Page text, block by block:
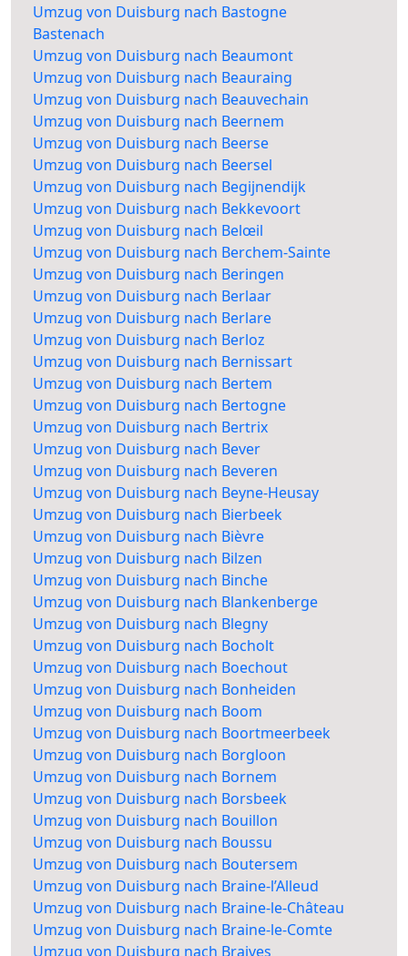
Umzug von Duisburg nach Bastogne
Bastenach
Umzug von Duisburg nach Beaumont
Umzug von Duisburg nach Beauraing
Umzug von Duisburg nach Beauvechain
Umzug von Duisburg nach Beernem
Umzug von Duisburg nach Beerse
Umzug von Duisburg nach Beersel
Umzug von Duisburg nach Begijnendijk
Umzug von Duisburg nach Bekkevoort
Umzug von Duisburg nach Belœil
Umzug von Duisburg nach Berchem-Sainte
Umzug von Duisburg nach Beringen
Umzug von Duisburg nach Berlaar
Umzug von Duisburg nach Berlare
Umzug von Duisburg nach Berloz
Umzug von Duisburg nach Bernissart
Umzug von Duisburg nach Bertem
Umzug von Duisburg nach Bertogne
Umzug von Duisburg nach Bertrix
Umzug von Duisburg nach Bever
Umzug von Duisburg nach Beveren
Umzug von Duisburg nach Beyne-Heusay
Umzug von Duisburg nach Bierbeek
Umzug von Duisburg nach Bièvre
Umzug von Duisburg nach Bilzen
Umzug von Duisburg nach Binche
Umzug von Duisburg nach Blankenberge
Umzug von Duisburg nach Blegny
Umzug von Duisburg nach Bocholt
Umzug von Duisburg nach Boechout
Umzug von Duisburg nach Bonheiden
Umzug von Duisburg nach Boom
Umzug von Duisburg nach Boortmeerbeek
Umzug von Duisburg nach Borgloon
Umzug von Duisburg nach Bornem
Umzug von Duisburg nach Borsbeek
Umzug von Duisburg nach Bouillon
Umzug von Duisburg nach Boussu
Umzug von Duisburg nach Boutersem
Umzug von Duisburg nach Braine-l’Alleud
Umzug von Duisburg nach Braine-le-Château
Umzug von Duisburg nach Braine-le-Comte
Umzug von Duisburg nach Braives